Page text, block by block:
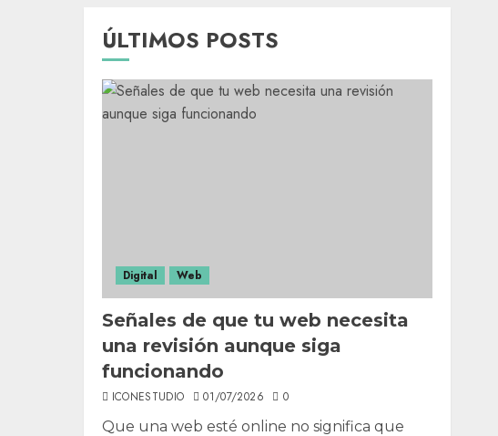
ÚLTIMOS POSTS
Digital Web
Señales de que tu web necesita
una revisión aunque siga
funcionando
ICONESTUDIO 01/07/2026 0
Que una web esté online no significa que